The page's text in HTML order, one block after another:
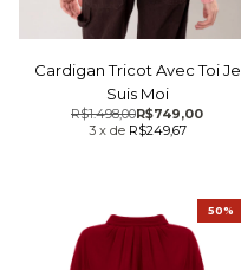
Cardigan Tricot Avec Toi Je
Suis Moi
R$749,00
R$1.498,00
3 x de R$249,67
50%